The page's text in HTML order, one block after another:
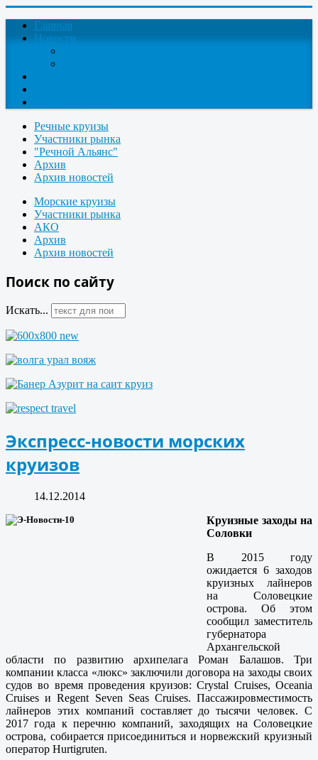
Главная
Новости
Речные круизы
Участники рынка
"Речной Альянс"
Архив
Архив новостей
Морские круизы
Участники рынка
АКО
Архив
Архив новостей
Поиск по сайту
Искать...
Экспресс-новости морских
круизов
14.12.2014
Круизные заходы на
Соловки
В 2015 году
ожидается 6 заходов
круизных лайнеров
на Соловецкие
острова. Об этом
сообщил заместитель
губернатора
Архангельской
области по развитию архипелага Роман Балашов. Три
компании класса «люкс» заключили договора на заходы своих
судов во время проведения круизов: Сrystal Cruises, Oceania
Cruises и Regent Seven Seas Cruises. Пассажировместимость
лайнеров этих компаний составляет до тысячи человек. С
2017 года к перечню компаний, заходящих на Соловецкие
острова, собирается присоединиться и норвежский круизный
оператор Hurtigruten.